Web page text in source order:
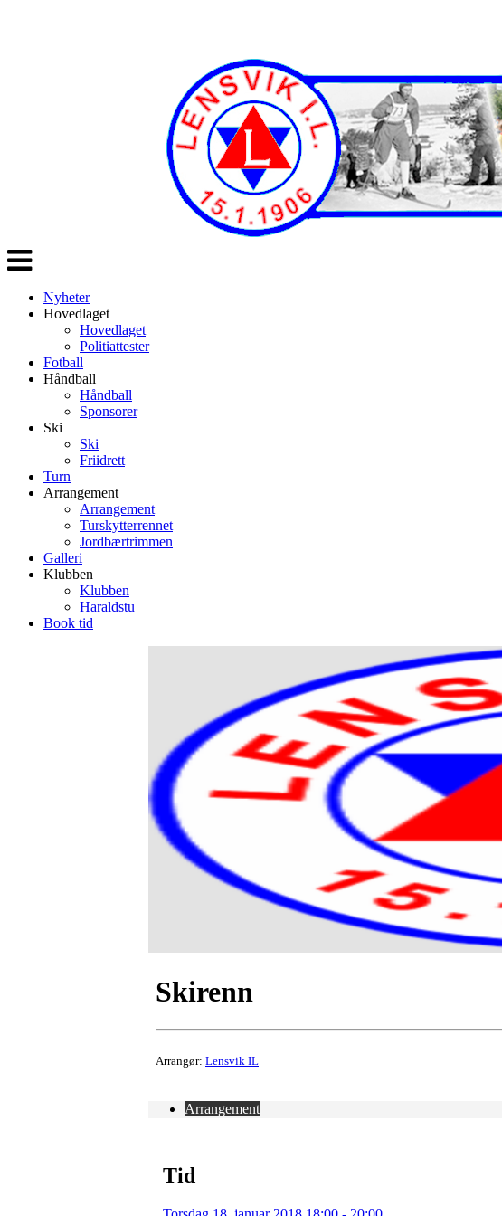
Veksle
navigasjon
Nyheter
Hovedlaget
Hovedlaget
Politiattester
Fotball
Håndball
Håndball
Sponsorer
Ski
Ski
Friidrett
Turn
Arrangement
Arrangement
Turskytterrennet
Jordbærtrimmen
Galleri
Klubben
Klubben
Haraldstu
Book tid
Skirenn
Arrangør: Lensvik IL
Arrangement
Tid